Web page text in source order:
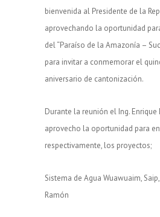
bienvenida al Presidente de la
aprovechando la oportunidad
del “Paraíso de la Amazonía –
para invitar a conmemorar el
aniversario de cantonización.
Durante la reunión el Ing. Enrique
aprovecho la oportunidad para
respectivamente, los proyectos;
Sistema de Agua Wuawuaim,
Ramón